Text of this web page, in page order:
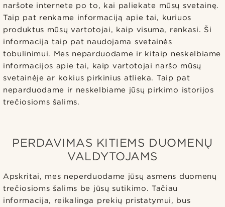
naršote internete po to, kai paliekate mūsų svetainę.
Taip pat renkame informaciją apie tai, kuriuos
produktus mūsų vartotojai, kaip visuma, renkasi. Ši
informacija taip pat naudojama svetainės
tobulinimui. Mes neparduodame ir kitaip neskelbiame
informacijos apie tai, kaip vartotojai naršo mūsų
svetainėje ar kokius pirkinius atlieka. Taip pat
neparduodame ir neskelbiame jūsų pirkimo istorijos
trečiosioms šalims.
PERDAVIMAS KITIEMS DUOMENŲ
VALDYTOJAMS
Apskritai, mes neperduodame jūsų asmens duomenų
trečiosioms šalims be jūsų sutikimo. Tačiau
informacija, reikalinga prekių pristatymui, bus